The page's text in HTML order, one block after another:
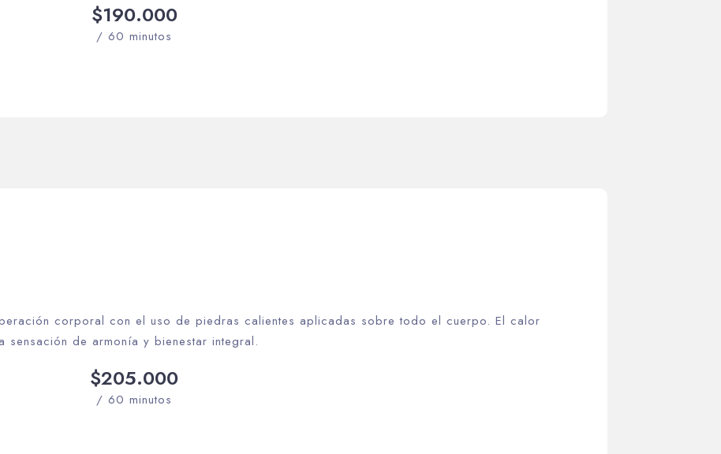
$190.000
/ 60 minutos
corporal con el uso de piedras calientes aplicadas sobre todo el cuerpo. El calor
de armonía y bienestar integral.
$205.000
/ 60 minutos
Día de llegada
Día de salida